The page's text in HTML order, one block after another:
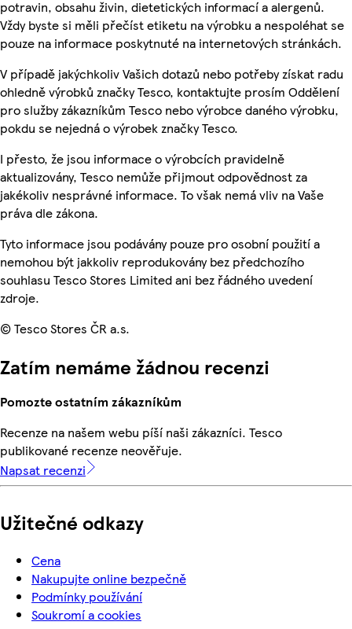
potravin, obsahu živin, dietetických informací a alergenů.
Vždy byste si měli přečíst etiketu na výrobku a nespoléhat se
pouze na informace poskytnuté na internetových stránkách.
V případě jakýchkoliv Vašich dotazů nebo potřeby získat radu
ohledně výrobků značky Tesco, kontaktujte prosím Oddělení
pro služby zákazníkům Tesco nebo výrobce daného výrobku,
pokdu se nejedná o výrobek značky Tesco.
I přesto, že jsou informace o výrobcích pravidelně
aktualizovány, Tesco nemůže přijmout odpovědnost za
jakékoliv nesprávné informace. To však nemá vliv na Vaše
práva dle zákona.
Tyto informace jsou podávány pouze pro osobní použití a
nemohou být jakkoliv reprodukovány bez předchozího
souhlasu Tesco Stores Limited ani bez řádného uvedení
zdroje.
© Tesco Stores ČR a.s.
Zatím nemáme žádnou recenzi
Pomozte ostatním zákazníkům
Recenze na našem webu píší naši zákazníci. Tesco
publikované recenze neověřuje.
Napsat recenzi
Užitečné odkazy
Cena
Nakupujte online bezpečně
Podmínky používání
Soukromí a cookies